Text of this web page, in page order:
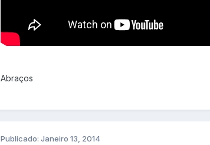
Abraços
Publicado: Janeiro 13, 2014